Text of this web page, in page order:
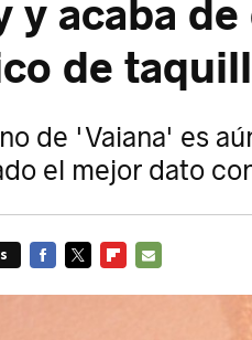
y acaba
de
de 'Vaiana' es
el mejor dato